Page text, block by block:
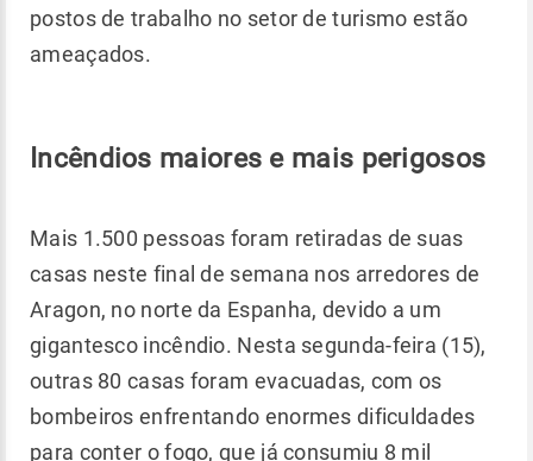
postos de trabalho no setor de turismo estão
ameaçados.
Incêndios maiores e mais perigosos
Mais 1.500 pessoas foram retiradas de suas
casas neste final de semana nos arredores de
Aragon, no norte da Espanha, devido a um
gigantesco incêndio. Nesta segunda-feira (15),
outras 80 casas foram evacuadas, com os
bombeiros enfrentando enormes dificuldades
para conter o fogo, que já consumiu 8 mil